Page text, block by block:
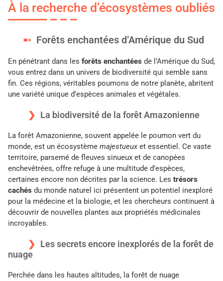
À la recherche d’écosystèmes oubliés
Forêts enchantées d’Amérique du Sud
En pénétrant dans les forêts enchantées de l’Amérique du Sud,
vous entrez dans un univers de biodiversité qui semble sans
fin. Ces régions, véritables poumons de notre planète, abritent
une variété unique d’espèces animales et végétales.
La biodiversité de la forêt Amazonienne
La forêt Amazonienne, souvent appelée le poumon vert du
monde, est un écosystème majestueux et essentiel. Ce vaste
territoire, parsemé de fleuves sinueux et de canopées
enchevêtrées, offre refuge à une multitude d’espèces,
certaines encore non décrites par la science. Les trésors
cachés du monde naturel ici présentent un potentiel inexploré
pour la médecine et la biologie, et les chercheurs continuent à
découvrir de nouvelles plantes aux propriétés médicinales
incroyables.
Les secrets encore inexplorés de la forêt de
nuage
Perchée dans les hautes altitudes, la forêt de nuage